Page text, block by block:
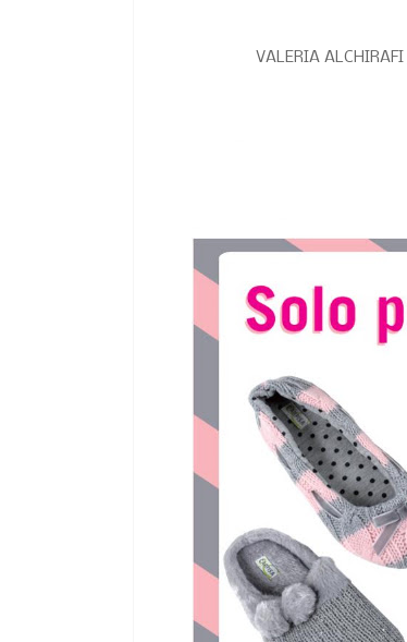
VALERIA ALCHIRAFI